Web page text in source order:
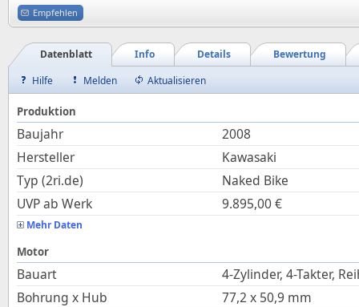
Empfehlen
Bewertung
Details
Info
Datenblatt
Hilfe
Melden Aktualisieren
Produktion
Baujahr
2008
Hersteller
Kawasaki
Typ (2ri.de)
Naked Bike
UVP ab Werk
9.895,00€
Mehr Daten
Motor
Bauart
4-Zylinder, 4-Takter,
Bohrung x Hub
77,2 x 50,9 mm